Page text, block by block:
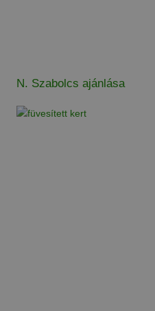
N. Szabolcs ajánlása